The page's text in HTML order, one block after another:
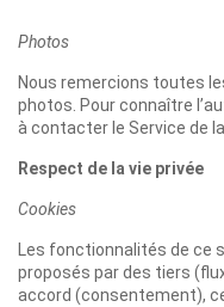
Photos
Nous remercions toutes
photos. Pour connaître
à contacter le Service de
Respect de la vie privée
Cookies
Les fonctionnalités de ce
proposés par des tiers
accord (consentement),